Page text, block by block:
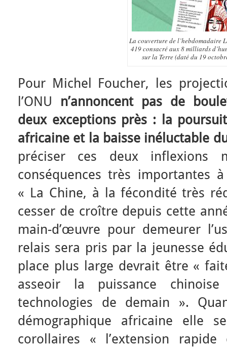
La couverture de l’hebdomadaire
419 consacré aux 8 milliards
sur la Terre (daté du 19
Pour Michel Foucher, les
l’ONU n’annoncent pas de
deux exceptions près : la
africaine et la baisse inéluctable
préciser ces deux inflexions
conséquences très importantes
« La Chine, à la fécondité très
cesser de croître depuis cette
main-d’œuvre pour demeurer
relais sera pris par la jeunesse
place plus large devrait être «
asseoir la puissance
technologies de demain ».
démographique africaine elle
corollaires « l’extension